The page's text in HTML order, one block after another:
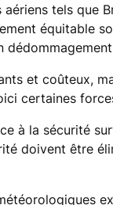
tels que
équitable
et coûteux,
certaines
à la sécurité
doivent être